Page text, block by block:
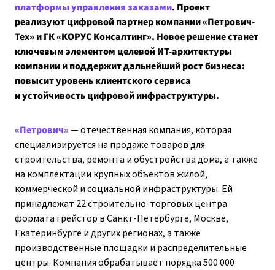
платформы управления заказами. Проект
реализуют цифровой партнер компании «Петрович-
Тех» и ГК «КОРУС Консалтинг». Новое решение станет
ключевым элементом целевой ИТ-архитектуры
компании и поддержит дальнейший рост бизнеса:
повысит уровень клиентского сервиса
и устойчивость цифровой инфраструктуры.
«Петрович»— отечественная компания, которая
специализируется на продаже товаров для
строительства, ремонта и обустройства дома, а также
на комплектации крупных объектов жилой,
коммерческой и социальной инфраструктуры. Ей
принадлежат 22 строительно-торговых центра
формата грейстор в Санкт-Петербурге, Москве,
Екатеринбурге и других регионах, а также
производственные площадки и распределительные
центры. Компания обрабатывает порядка 500 000